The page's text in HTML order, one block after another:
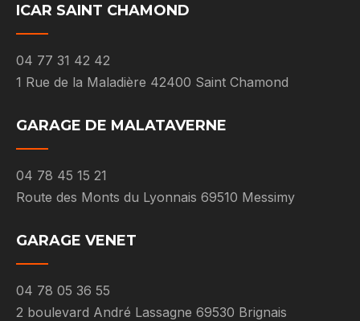
ICAR SAINT CHAMOND
04 77 31 42 42
1 Rue de la Maladière 42400 Saint Chamond
GARAGE DE MALATAVERNE
04 78 45 15 21
Route des Monts du Lyonnais 69510 Messimy
GARAGE VENET
04 78 05 36 55
2 boulevard André Lassagne 69530 Brignais